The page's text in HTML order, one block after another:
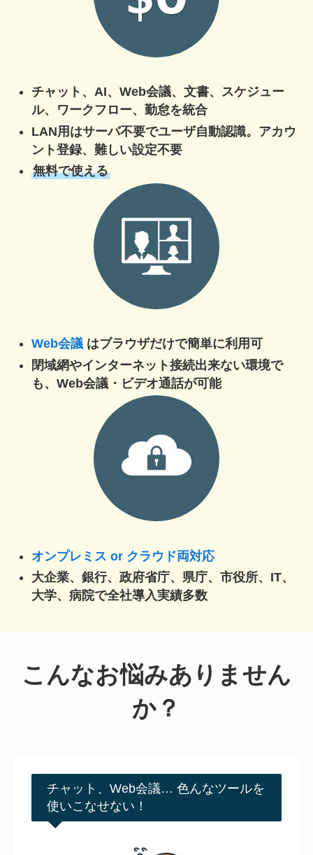
チャット、AI、Web会議、文書、スケジュー
ル、ワークフロー、勤怠を統合
LAN用はサーバ不要でユーザ自動認識。アカウ
ント登録、難しい設定不要
無料で使える
Web会議はブラウザだけで簡単に利用可
閉域網やインターネット接続出来ない環境で
も、Web会議・ビデオ通話が可能
オンプレミス or クラウド両対応
大企業、銀行、政府省庁、県庁、市役所、IT、
大学、病院で全社導入実績多数
こんなお悩みありません
か？
チャット、Web会議… 色んなツールを
使いこなせない！